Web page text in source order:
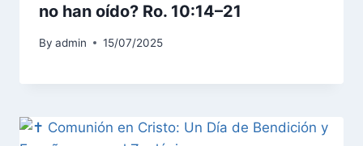
no han oído? Ro. 10:14–21
By admin 15/07/2025